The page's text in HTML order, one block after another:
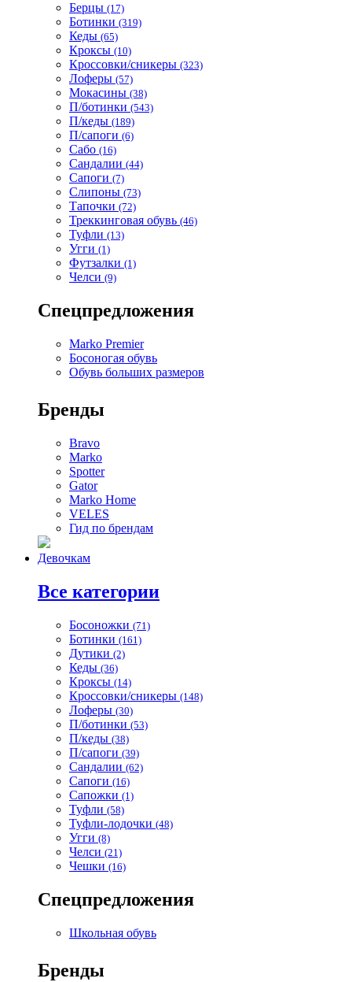
Берцы (17)
Ботинки (319)
Кеды (65)
Кроксы (10)
Кроссовки/сникеры (323)
Лоферы (57)
Мокасины (38)
П/ботинки (543)
П/кеды (189)
П/сапоги (6)
Сабо (16)
Сандалии (44)
Сапоги (7)
Слипоны (73)
Тапочки (72)
Треккинговая обувь (46)
Туфли (13)
Угги (1)
Футзалки (1)
Челси (9)
Спецпредложения
Marko Premier
Босоногая обувь
Обувь больших размеров
Бренды
Bravo
Marko
Spotter
Gator
Marko Home
VELES
Гид по брендам
Девочкам
Все категории
Босоножки (71)
Ботинки (161)
Дутики (2)
Кеды (36)
Кроксы (14)
Кроссовки/сникеры (148)
Лоферы (30)
П/ботинки (53)
П/кеды (38)
П/сапоги (39)
Сандалии (62)
Сапоги (16)
Сапожки (1)
Туфли (58)
Туфли-лодочки (48)
Угги (8)
Челси (21)
Чешки (16)
Спецпредложения
Школьная обувь
Бренды